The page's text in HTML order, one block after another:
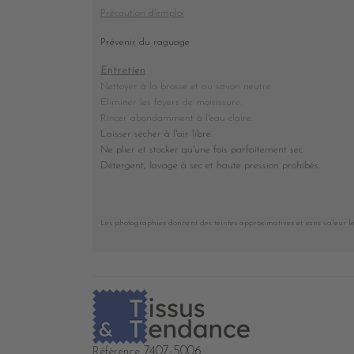
Précaution d'emploi
Prévenir du raguage
Entretien
Nettoyer à la brosse et au savon neutre.
Eliminer les foyers de moisissure.
Rincer abondamment à l'eau claire.
Laisser sécher à l'air libre.
Ne plier et stocker qu'une fois parfaitement sec
Détergent, lavage à sec et haute pression prohibés
Les photographies donnent des teintes approximatives et sans valeur